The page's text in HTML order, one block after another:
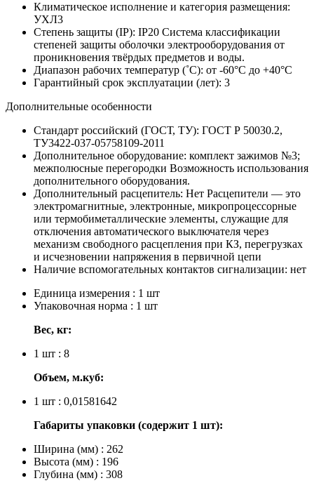
Климатическое исполнение и категория размещения:
УХЛ3
Степень защиты (IP): IP20 Система классификации
степеней защиты оболочки электрооборудования от
проникновения твёрдых предметов и воды.
Диапазон рабочих температур (˚С): от -60°С до +40°С
Гарантийный срок эксплуатации (лет): 3
Дополнительные особенности
Стандарт российский (ГОСТ, ТУ): ГОСТ Р 50030.2,
ТУ3422-037-05758109-2011
Дополнительное оборудование: комплект зажимов №3;
межполюсные перегородки Возможность использования
дополнительного оборудования.
Дополнительный расцепитель: Нет Расцепители — это
электромагнитные, электронные, микропроцессорные
или термобиметаллические элементы, служащие для
отключения автоматического выключателя через
механизм свободного расцепления при КЗ, перегрузках
и исчезновении напряжения в первичной цепи
Наличие вспомогательных контактов сигнализации: нет
Единица измерения : 1 шт
Упаковочная норма : 1 шт
Вес, кг:
1 шт : 8
Объем, м.куб:
1 шт : 0,01581642
Габариты упаковки (содержит 1 шт):
Ширина (мм) : 262
Высота (мм) : 196
Глубина (мм) : 308